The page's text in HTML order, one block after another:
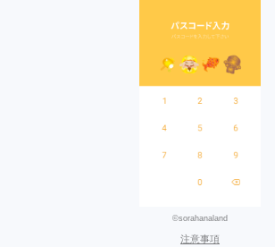
©sorahanaland
注意事項